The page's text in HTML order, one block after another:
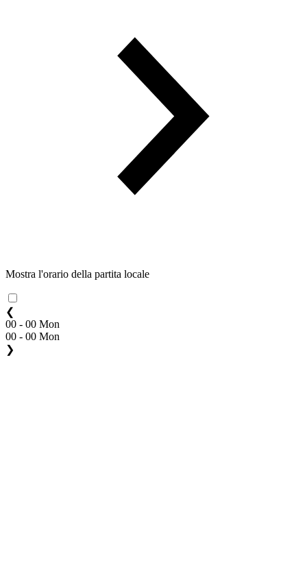
Mostra l'orario della partita locale
❮
00 - 00 Mon
00 - 00 Mon
❯